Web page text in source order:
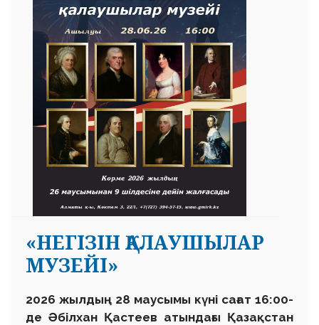
«НЕГІЗІН ҚАЛАУШЫЛАР
МУЗЕЙІ»
2026 жылдың 28 маусымы күні сағат 16:00-
де Әбілхан Қастеев атындағы Қазақстан